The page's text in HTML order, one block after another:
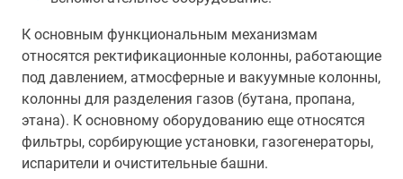
К основным функциональным механизмам
относятся ректификационные колонны, работающие
под давлением, атмосферные и вакуумные колонны,
колонны для разделения газов (бутана, пропана,
этана). К основному оборудованию еще относятся
фильтры, сорбирующие установки, газогенераторы,
испарители и очистительные башни.